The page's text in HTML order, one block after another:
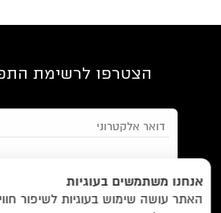
הצטרפו לרשימת
EN/
Foreign Rights /
מבצעים /
ביקורות/ על
אנחנו משתמשים בעוגיות
האתר עושה שימוש בעוגיות לשיפור